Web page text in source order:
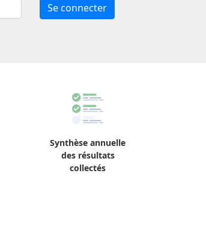
Se connecter
Synthèse annuelle
des résultats
collectés